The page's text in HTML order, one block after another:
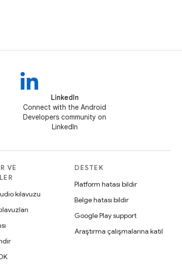
LinkedIn
Connect with the Android
Developers community on
LinkedIn
VE
kılavuzu
DESTEK
Platform hatası bildir
Belge hatası bildir
Google Play support
Araştırma çalışmalarına katıl